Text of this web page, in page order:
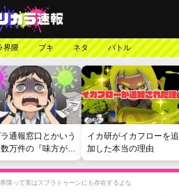
界隈 ブキ ネタ バトル
通報窓口とかいう
万件の『味方が弱
痴を読まされる苦
イカ研がイカフローを追
加した本当の理由
隈って実はスプラトゥーンにも存在するよな